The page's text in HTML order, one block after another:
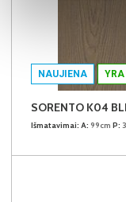
NAUJIENA YRA
Išmatavimai: A: 99cm P: